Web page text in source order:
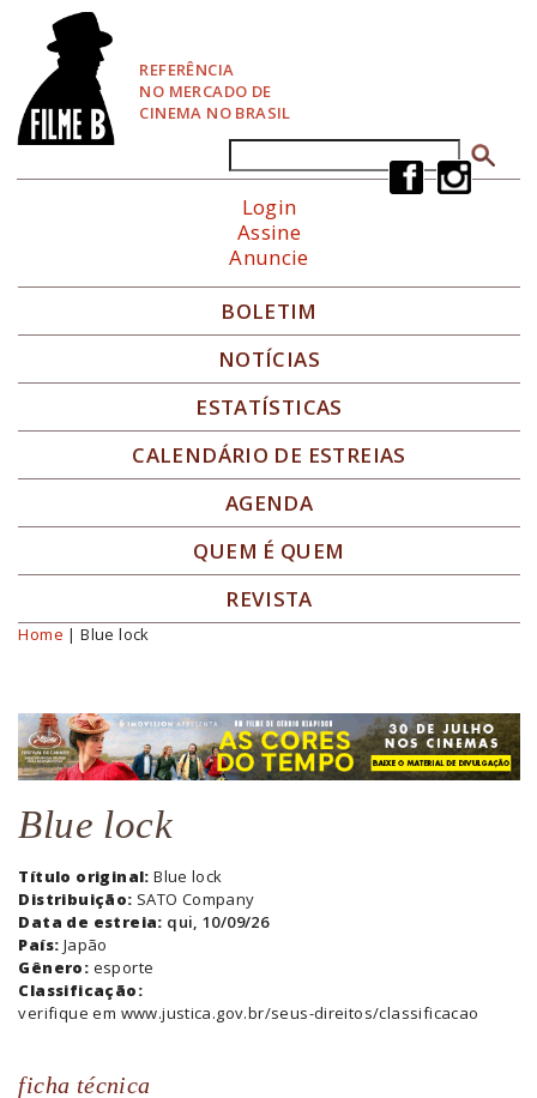
REFERÊNCIA
NO MERCADO DE
CINEMA NO BRASIL
Formulário de busca
Login
Assine
Anuncie
BOLETIM
NOTÍCIAS
ESTATÍSTICAS
CALENDÁRIO DE ESTREIAS
AGENDA
QUEM É QUEM
REVISTA
Você está aqui
Home | Blue lock
Blue lock
Título original:Blue lock
Distribuição: SATO Company
Data de estreia: qui, 10/09/26
País: Japão
Gênero: esporte
Classificação:
verifique em www.justica.gov.br/seus-direitos/classificacao
ficha técnica